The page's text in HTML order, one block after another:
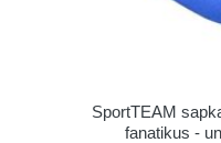
SportTEAM
fanatikus -